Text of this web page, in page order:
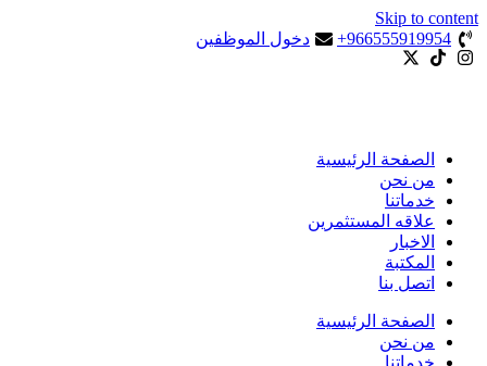
Skip to content
966555919954+
دخول الموظفين
الصفحة الرئيسية
من نحن
خدماتنا
علاقه المستثمرين
الاخبار
المكتبة
اتصل بنا
الصفحة الرئيسية
من نحن
خدماتنا